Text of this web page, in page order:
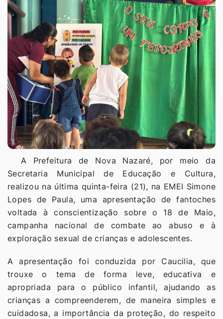
A Prefeitura de Nova Nazaré, por meio da
Secretaria Municipal de Educação e Cultura,
realizou na última quinta-feira (21), na EMEI Simone
Lopes de Paula, uma apresentação de fantoches
voltada à conscientização sobre o 18 de Maio,
campanha nacional de combate ao abuso e à
exploração sexual de crianças e adolescentes.
A apresentação foi conduzida por Caucilia, que
trouxe o tema de forma leve, educativa e
apropriada para o público infantil, ajudando as
crianças a compreenderem, de maneira simples e
cuidadosa, a importância da proteção, do respeito